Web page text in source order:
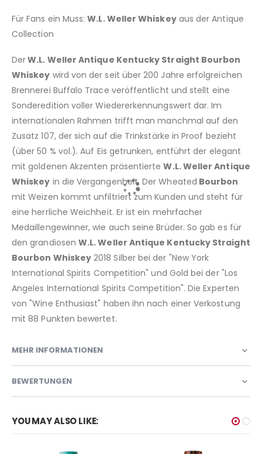
Für Fans ein Muss:W.L. Weller Whiskeyaus der Antique
Collection
DerW.L. Weller Antique Kentucky Straight Bourbon
Whiskey wird von der seit über 200 Jahre erfolgreichen
Brennerei Buffalo Trace veröffentlicht und stellt eine
Sonderedition voller Wiedererkennungswert dar. Im
internationalen Rahmen trifft man manchmal auf den
Zusatz 107, der sich auf die Trinkstärke in Proof bezieht
(über 50 % vol.). Auf Eis getrunken, entführt der elegant
mit goldenen Akzenten präsentierteW.L. Weller Antique
Whiskey in die Vergangenheit. Der Wheated Bourbon
mit Weizen kommt unfiltriert zum Kunden und steht für
eine herrliche Weichheit. Er ist ein mehrfacher
Medaillengewinner, wie auch seine Brüder. So gab es für
den grandiosenW.L. Weller Antique Kentucky Straight
Bourbon Whiskey 2018 Silber bei der "New York
International Spirits Competition" und Gold bei der "Los
Angeles International Spirits Competition". Die Experten
von "Wine Enthusiast" haben ihn nach einer Verkostung
mit 88 Punkten bewertet.
MEHR INFORMATIONEN
BEWERTUNGEN
YOU MAY ALSO LIKE: